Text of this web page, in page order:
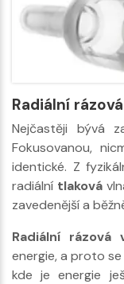
Radiální
Nejčastěji bývá
Fokusovanou,
identické. Z
radiální tlaková
zavedenější a
Radiální rázová
energie, a proto
kde je energie